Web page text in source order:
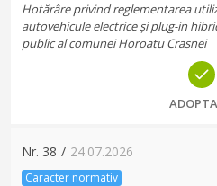
Hotărâre privind reglementarea
autovehicule electrice și plug-in
public al comunei Horoatu Crasnei
Nr. 38 / 24.07.2026
Caracter normativ